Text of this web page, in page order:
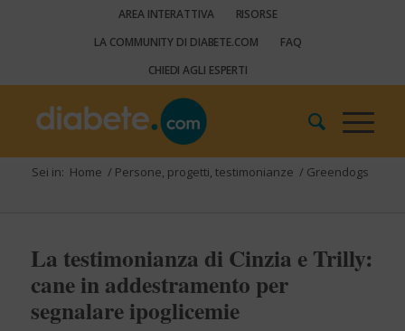
AREA INTERATTIVA
RISORSE
LA COMMUNITY DI DIABETE.COM
FAQ
CHIEDI AGLI ESPERTI
Sei in: Home / Persone, progetti, testimonianze / Greendogs
La testimonianza di Cinzia e Trilly:
cane in addestramento per
segnalare ipoglicemie